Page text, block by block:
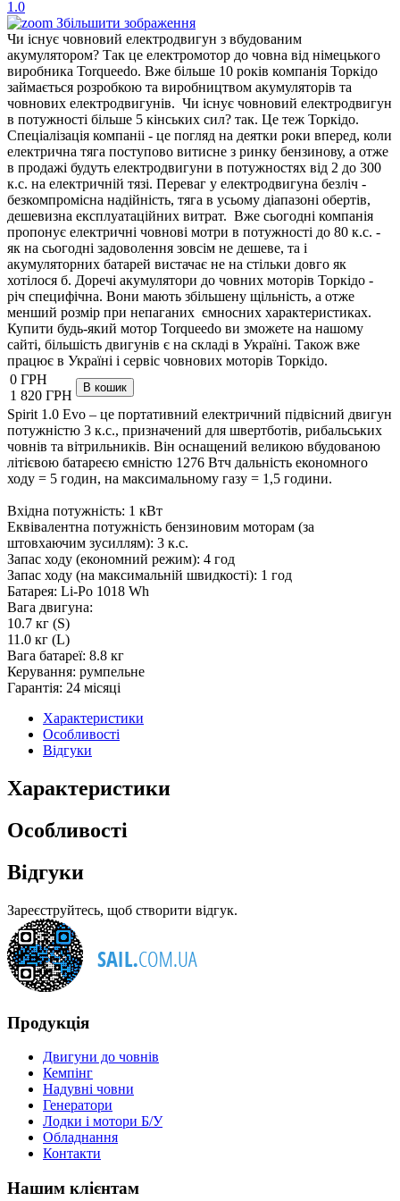
Збільшити зображення
Чи існує човновий електродвигун з вбудованим
акумулятором? Так це електромотор до човна від німецького
виробника Torqueedo. Вже більше 10 років компанія Торкідо
займається розробкою та виробництвом акумуляторів та
човнових електродвигунів. Чи існує човновий електродвигун
в потужності більше 5 кінських сил? так. Це теж Торкідо.
Спеціалізація компаніі - це погляд на деятки роки вперед, коли
електрична тяга поступово витисне з ринку бензинову, а отже
в продажі будуть електродвигуни в потужностях від 2 до 300
к.с. на електричній тязі. Переваг у електродвигуна безліч -
безкомпромісна надійність, тяга в усьому діапазоні обертів,
дешевизна експлуатаційних витрат. Вже сьогодні компанія
пропонує електричні човнові мотри в потужності до 80 к.с. -
як на сьогодні задоволення зовсім не дешеве, та і
акумуляторних батарей вистачає не на стільки довго як
хотілося б. Доречі акумулятори до човних моторів Торкідо -
річ специфічна. Вони мають збільшену щільність, а отже
менший розмір при непаганих ємносних характеристиках.
Купити будь-який мотор Torqueedo ви зможете на нашому
сайті, більшість двигунів є на складі в Україні. Також вже
працює в Україні і сервіс човнових моторів Торкідо.
0 ГРН
1 820 ГРН
Spirit 1.0 Evo – це портативний електричний підвісний двигун
потужністю 3 к.с., призначений для швертботів, рибальських
човнів та вітрильників. Він оснащений великою вбудованою
літієвою батареєю ємністю 1276 Втч дальність економного
ходу = 5 годин, на максимальному газу = 1,5 години.
Вхідна потужність: 1 кВт
Еквівалентна потужність бензиновим моторам (за
штовхаючим зусиллям): 3 к.с.
Запас ходу (економний режим): 4 год
Запас ходу (на максимальній швидкості): 1 год
Батарея: Li-Po 1018 Wh
Вага двигуна:
10.7 кг (S)
11.0 кг (L)
Вага батареї: 8.8 кг
Керування: румпельне
Гарантія: 24 місяці
Характеристики
Особливості
Відгуки
Характеристики
Особливості
Відгуки
Зареєструйтесь, щоб створити відгук.
Продукція
Двигуни до човнів
Кемпінг
Надувні човни
Генератори
Лодки і мотори Б/У
Обладнання
Контакти
Нашим клієнтам